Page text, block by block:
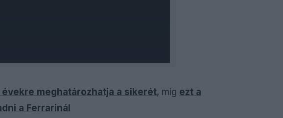
meghatározhatja a sikerét, míg ezt a
a Ferrarinál